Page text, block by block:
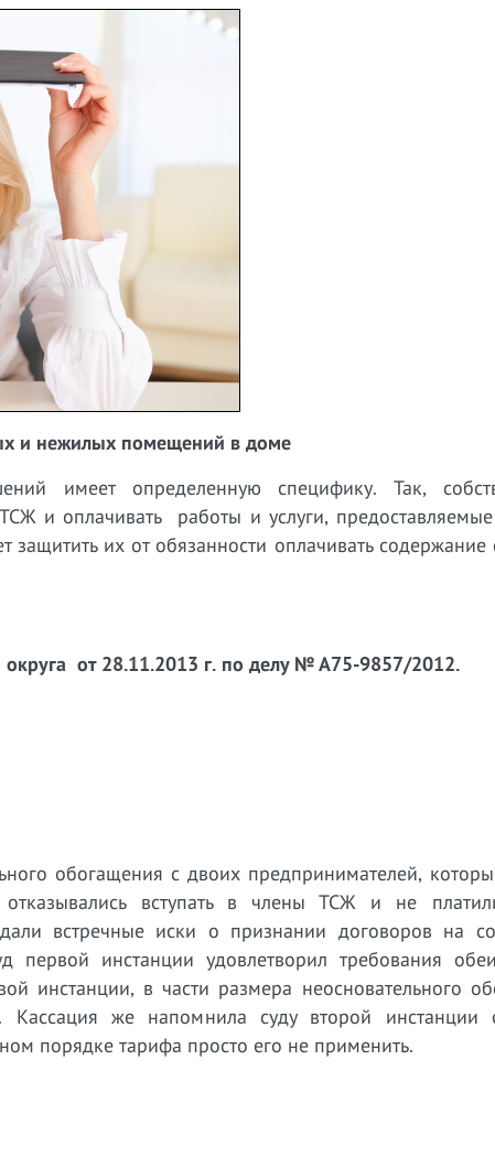
и нежилых помещений в доме
имеет определенную специфику. Так,
и оплачивать работы и услуги, предоставляемые
защитить их от обязанности оплачивать
от 28.11.2013 г. по делу № А75-9857/2012.
обогащения с двоих предпринимателей,
вступать в члены ТСЖ и не
встречные иски о признании договоров на
инстанции удовлетворил требования
инстанции, в части размера неосновательного
же напомнила суду второй
порядке тарифа просто его не применить.